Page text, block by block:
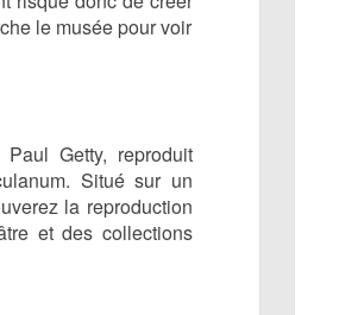
le musée pour voir
Getty, reproduit
Situé sur un
la reproduction
et des collections